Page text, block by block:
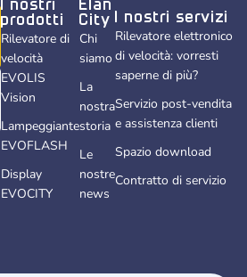
I nostri
prodotti
Rilevatore di
velocità
EVOLIS
Vision
Lampeggiante
EVOFLASH
Display
EVOCITY
Elan
City
Chi
siamo
La
nostra
storia
Le
nostre
news
I nostri servizi
Rilevatore elettronico
di velocità: vorresti
saperne di più?
Servizio post-vendita
e assistenza clienti
Spazio download
Contratto di servizio